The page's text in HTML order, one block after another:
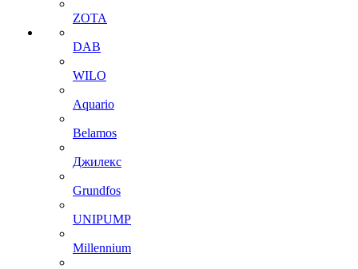
ZOTA
DAB
WILO
Aquario
Belamos
Джилекс
Grundfos
UNIPUMP
Millennium